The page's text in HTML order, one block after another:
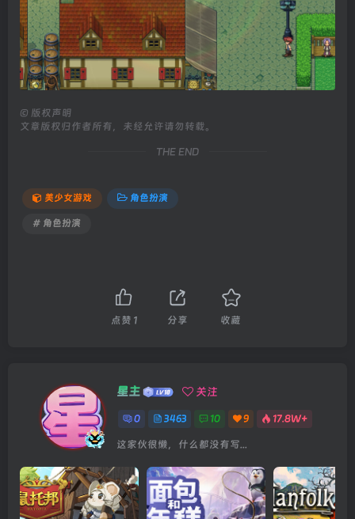
© 版权声明
文章版权归作者所有，未经允许请勿转载。
THE END
美少女游戏 角色扮演
# 角色扮演
点赞 1 分享 收藏
星主 关注
0 3463 10 9 17.8W+
这家伙很懒，什么都没有写...